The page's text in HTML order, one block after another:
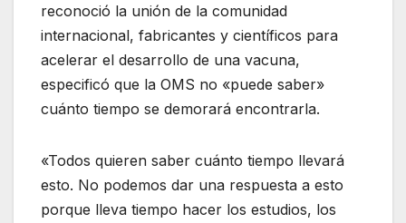
reconoció la unión de la comunidad
internacional, fabricantes y científicos para
acelerar el desarrollo de una vacuna,
especificó que la OMS no «puede saber»
cuánto tiempo se demorará encontrarla.
«Todos quieren saber cuánto tiempo llevará
esto. No podemos dar una respuesta a esto
porque lleva tiempo hacer los estudios, los